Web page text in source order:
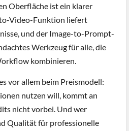
Oberfläche ist ein klarer
Video-Funktion liefert
und der Image-to-Prompt-
Werkzeug für alle, die
kombinieren.
vor allem beim Preismodell:
nutzen will, kommt an
nicht vorbei. Und wer
Qualität für professionelle